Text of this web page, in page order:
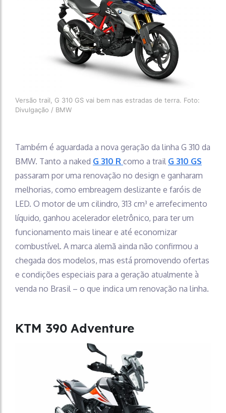
Versão trail, G 310 GS vai bem nas estradas de terra. Foto:
Divulgação / BMW
Também é aguardada a nova geração da linha G 310 da
BMW. Tanto a naked G 310 R como a trail G 310 GS
passaram por uma renovação no design e ganharam
melhorias, como embreagem deslizante e faróis de
LED. O motor de um cilindro, 313 cm³ e arrefecimento
líquido, ganhou acelerador eletrônico, para ter um
funcionamento mais linear e até economizar
combustível. A marca alemã ainda não confirmou a
chegada dos modelos, mas está promovendo ofertas
e condições especiais para a geração atualmente à
venda no Brasil – o que indica um renovação na linha.
KTM 390 Adventure